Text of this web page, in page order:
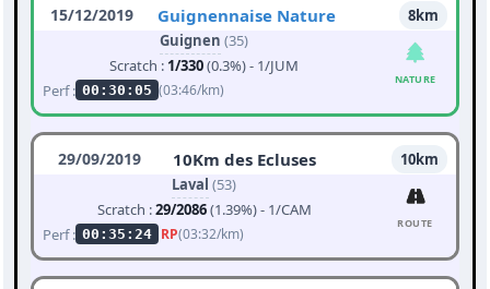
15/12/2019 Guignennaise Nature
8km
Guignen (35)
Scratch : 1/330(0.3%) - 1/JUM
Perf : 00:30:05 (03:46/km)
NATURE
29/09/2019 10Km des Ecluses
10km
Laval (53)
Scratch :29/2086(1.39%) - 1/CAM
Perf : 00:35:24 RP(03:32/km)
ROUTE